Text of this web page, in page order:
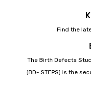
Find the
The Birth Defects
(BD- STEPS) is the